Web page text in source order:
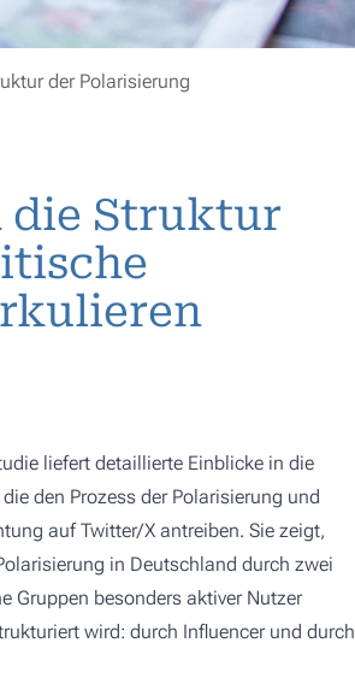
der Polarisierung
Struktur
liefert detaillierte Einblicke in die
den Prozess der Polarisierung und
auf Twitter/X antreiben. Sie zeigt,
in Deutschland durch zwei
Gruppen besonders aktiver Nutzer
wird: durch Influencer und durch